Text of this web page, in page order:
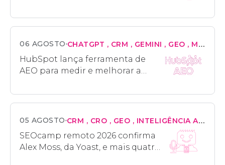
06 AGOSTO CHATGPT CRM GEMINI GEO MARKETING
HubSpot lança ferramenta de
AEO para medir e melhorar a
respostas de IA
05 AGOSTO CRM CRO GEO INTELIGÊNCIA ARTIFICIAL
SEOcamp remoto 2026 confirma
Alex Moss, da Yoast, e mais quatro